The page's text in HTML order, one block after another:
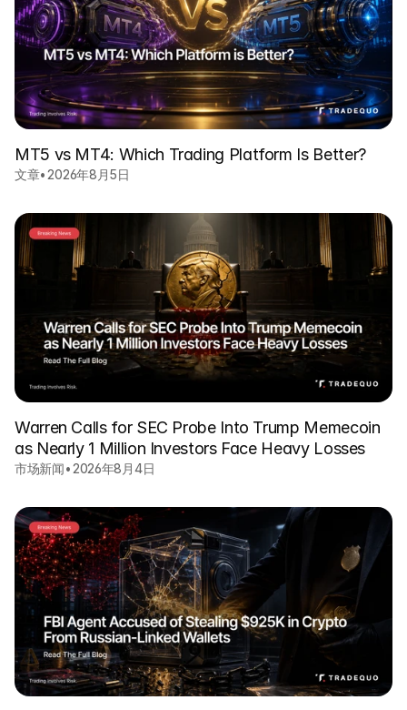
MT5 vs MT4: Which Trading Platform Is Better?
文章• 2026年8月5日
Warren Calls for SEC Probe Into Trump Memecoin
as Nearly 1 Million Investors Face Heavy Losses
市场新闻•2026年8月4日